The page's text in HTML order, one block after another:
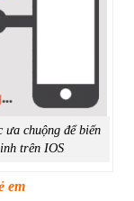
chuộng để biến
trên IOS
em